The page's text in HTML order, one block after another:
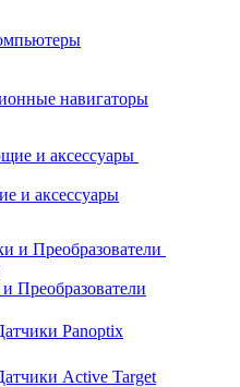
навигаторы
и аксессуары
и аксессуары
и Преобразователи
Преобразователи
Panoptix
Active Target